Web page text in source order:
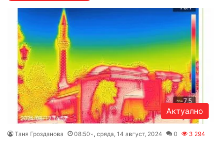
Актуално
Таня Грозданова 08:50ч, сряда, 14 август, 2024 0 3 294